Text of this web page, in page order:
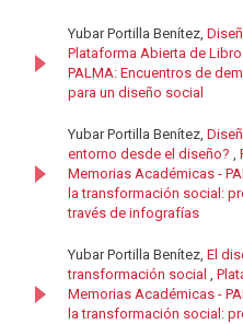
Yubar Portilla Benítez,
Plataforma Abierta de
PALMA: Encuentros de
para un diseño social
Yubar Portilla Benítez,
entorno desde el diseño? ,
Memorias Académicas -
la transformación social:
través de infografías
Yubar Portilla Benítez, El
transformación social ,
Memorias Académicas -
la transformación social: